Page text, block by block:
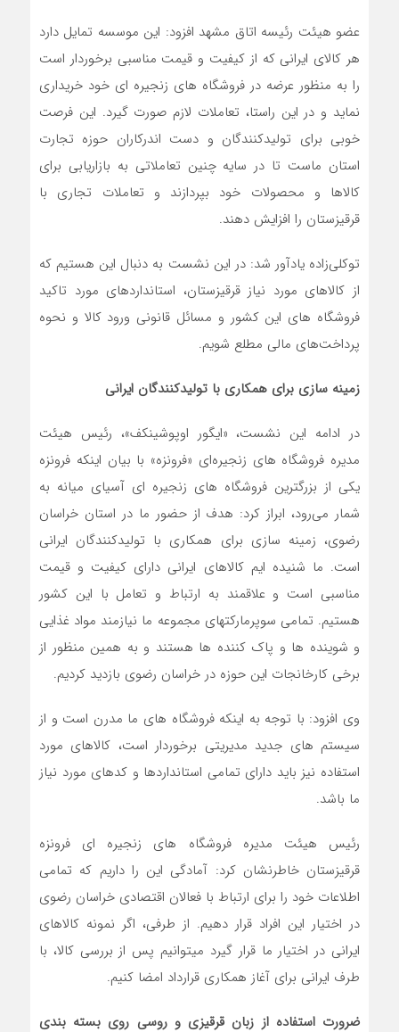
عضو هیئت رئیسه اتاق مشهد افزود: این موسسه تمایل دارد
هر کالای ایرانی که از کیفیت و قیمت مناسبی برخوردار است
را به منظور عرضه در فروشگاه های زنجیره ای خود خریداری
نماید و در این راستا، تعاملات لازم صورت گیرد. این فرصت
خوبی برای تولیدکنندگان و دست اندرکاران حوزه تجارت
استان ماست تا در سایه چنین تعاملاتی به بازاریابی برای
کالاها و محصولات خود بپردازند و تعاملات تجاری با
قرقیزستان را افزایش دهند.
توکلی‌زاده یادآور شد: در این نشست به دنبال این هستیم که
از کالاهای مورد نیاز قرقیزستان، استانداردهای مورد تاکید
فروشگاه های این کشور و مسائل قانونی ورود کالا و نحوه
پرداخت‌های مالی مطلع شویم.
زمینه سازی برای همکاری با تولیدکنندگان ایرانی
در ادامه این نشست، «ایگور اوپوشینکف»، رئیس هیئت
مدیره فروشگاه های زنجیره‌ای «فرونزه» با بیان اینکه فرونزه
یکی از بزرگترین فروشگاه های زنجیره ای آسیای میانه به
شمار می‌رود، ابراز کرد: هدف از حضور ما در استان خراسان
رضوی، زمینه سازی برای همکاری با تولیدکنندگان ایرانی
است. ما شنیده ایم کالاهای ایرانی دارای کیفیت و قیمت
مناسبی است و علاقمند به ارتباط و تعامل با این کشور
هستیم. تمامی سوپرمارکتهای مجموعه ما نیازمند مواد غذایی
و شوینده ها و پاک کننده ها هستند و به همین منظور از
برخی کارخانجات این حوزه در خراسان رضوی بازدید کردیم.
وی افزود: با توجه به اینکه فروشگاه های ما مدرن است و از
سیستم های جدید مدیریتی برخوردار است، کالاهای مورد
استفاده نیز باید دارای تمامی استانداردها و کدهای مورد نیاز
ما باشد.
رئیس هیئت مدیره فروشگاه های زنجیره ای فرونزه
قرقیزستان خاطرنشان کرد: آمادگی این را داریم که تمامی
اطلاعات خود را برای ارتباط با فعالان اقتصادی خراسان رضوی
در اختیار این افراد قرار دهیم. از طرفی، اگر نمونه کالاهای
ایرانی در اختیار ما قرار گیرد میتوانیم پس از بررسی کالا، با
طرف ایرانی برای آغاز همکاری قرارداد امضا کنیم.
ضرورت استفاده از زبان قرقیزی و روسی روی بسته بندی